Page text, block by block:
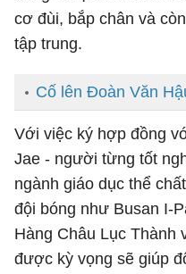
cơ đùi, bắp chân và
tập trung.
Cố lên Đoàn Văn
Với việc ký hợp đồng
Jae - người từng tốt
ngành giáo dục thể
đội bóng như Busan I-
Hàng Châu Lục Thành
được kỳ vọng sẽ giúp